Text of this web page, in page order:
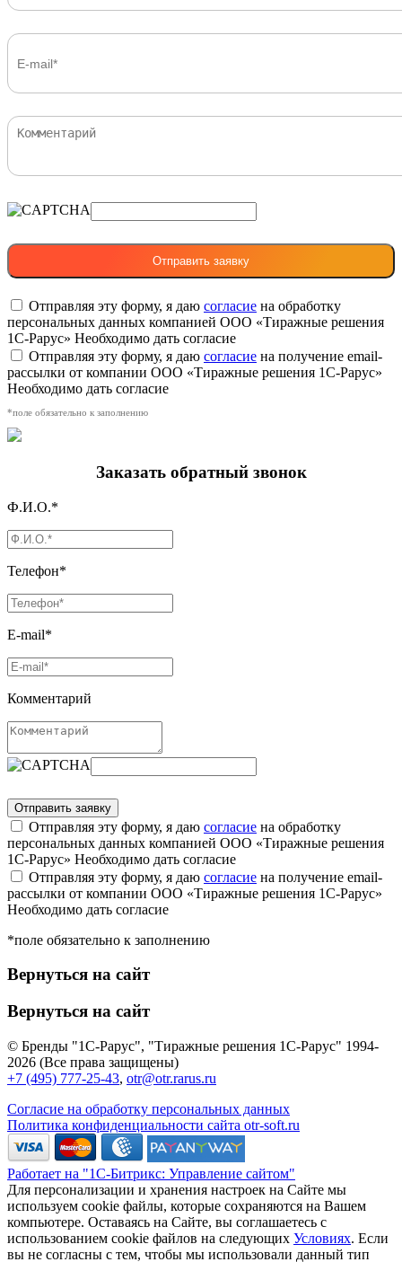
Отправляя эту форму, я даю согласие на обработку
персональных данных компанией ООО «Тиражные решения
1С-Рарус» Необходимо дать согласие
Отправляя эту форму, я даю согласие на получение email-
рассылки от компании ООО «Тиражные решения 1С-Рарус»
Необходимо дать согласие
*поле обязательно к заполнению
Заказать обратный звонок
Ф.И.О.*
Телефон*
E-mail*
Комментарий
Отправляя эту форму, я даю согласие на обработку
персональных данных компанией ООО «Тиражные решения
1С-Рарус» Необходимо дать согласие
Отправляя эту форму, я даю согласие на получение email-
рассылки от компании ООО «Тиражные решения 1С-Рарус»
Необходимо дать согласие
*поле обязательно к заполнению
Вернуться на сайт
Вернуться на сайт
© Бренды "1С-Рарус", "Тиражные решения 1С-Рарус" 1994-
2026 (Все права защищены)
+7 (495) 777-25-43, otr@otr.rarus.ru
Согласие на обработку персональных данных
Политика конфиденциальности сайта otr-soft.ru
Работает на "1С-Битрикс: Управление сайтом"
Для персонализации и хранения настроек на Сайте мы
используем cookie файлы, которые сохраняются на Вашем
компьютере. Оставаясь на Сайте, вы соглашаетесь с
использованием cookie файлов на следующих Условиях. Если
вы не согласны с тем, чтобы мы использовали данный тип